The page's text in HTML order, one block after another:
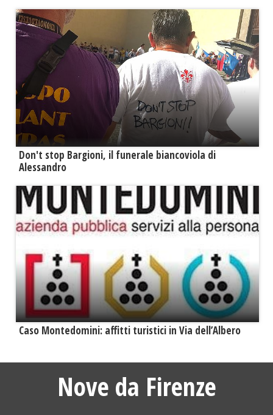
Don't stop Bargioni, il funerale biancoviola di
Alessandro
Caso Montedomini: affitti turistici in Via dell’Albero
Nove da Firenze